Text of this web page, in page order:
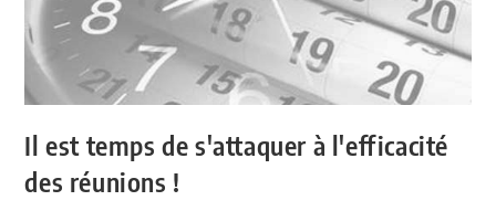
Il est temps de s'attaquer à l'efficacité
des réunions !